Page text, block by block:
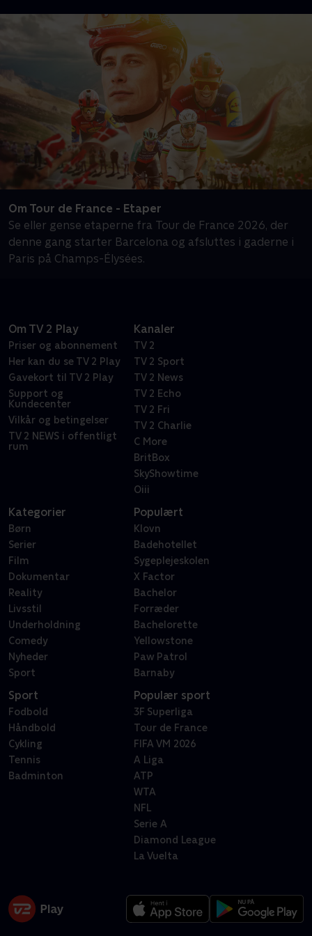
Om Tour de France - Etaper
Se eller gense etaperne fra Tour de France 2026, der
denne gang starter Barcelona og afsluttes i gaderne i
Paris på Champs-Élysées.
Om TV 2 Play
Priser og abonnement
Her kan du se TV 2 Play
Gavekort til TV 2 Play
Support og
Kundecenter
Vilkår og betingelser
TV 2 NEWS i offentligt
rum
Kanaler
TV 2
TV 2 Sport
TV 2 News
TV 2 Echo
TV 2 Fri
TV 2 Charlie
C More
BritBox
SkyShowtime
Oiii
Kategorier
Børn
Serier
Film
Dokumentar
Reality
Livsstil
Underholdning
Comedy
Nyheder
Sport
Populært
Klovn
Badehotellet
Sygeplejeskolen
X Factor
Bachelor
Forræder
Bachelorette
Yellowstone
Paw Patrol
Barnaby
Sport
Fodbold
Håndbold
Cykling
Tennis
Badminton
Populær sport
3F Superliga
Tour de France
FIFA VM 2026
A Liga
ATP
WTA
NFL
Serie A
Diamond League
La Vuelta